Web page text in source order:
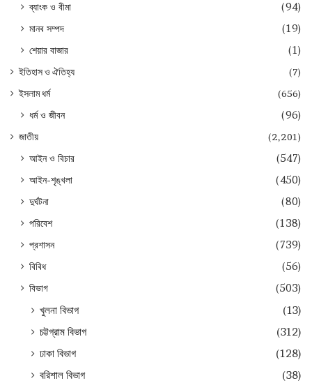
ব্যাংক ও বীমা
(94)
মানব সম্পদ
(19)
শেয়ার বাজার
(1)
ইতিহাস ও ঐতিহ্য
(7)
ইসলাম ধর্ম
(656)
ধর্ম ও জীবন (96)
জাতীয় (2,201)
আইন ও বিচার
(547)
আইন-শৃঙ্খলা
(450)
দুর্ঘটনা
(80)
পরিবেশ
(138)
প্রশাসন
(739)
বিবিধ
(56)
বিভাগ
(503)
খুলনা বিভাগ
(13)
চট্টগ্রাম বিভাগ
(312)
ঢাকা বিভাগ
(128)
বরিশাল বিভাগ
(38)